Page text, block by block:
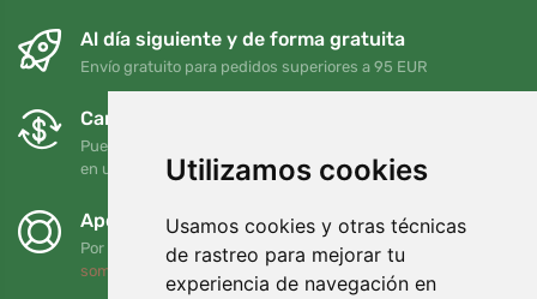
Utilizamos cookies
Usamos cookies y otras técnicas
de rastreo para mejorar tu
experiencia de navegación en
Al día siguiente y de forma gratuita
Envío gratuito para pedidos superiores a 95 EUR
Cambios y devoluciones gratuitos
Puede devolver o cambiar su pedido en cualquier momento
en un plazo de 90 días
Apoyamos a Trees.org
Por cada pedido plantamos un árbol. Leer más
somos